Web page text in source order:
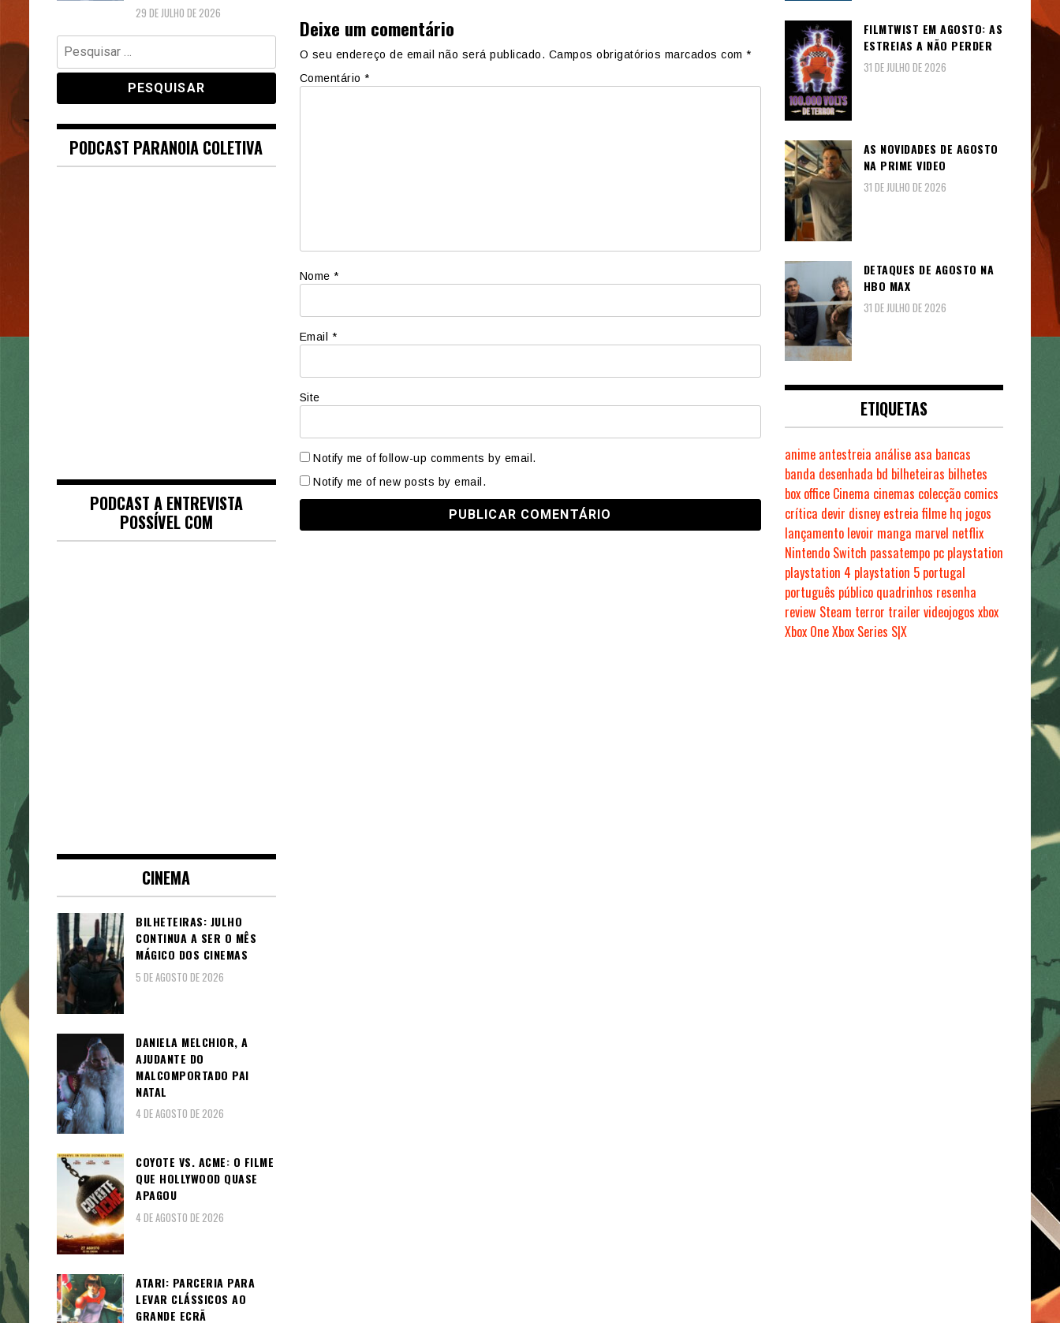
Deixe um comentário
O seu endereço de email não será publicado. Campos obrigatórios marcados com *
Comentário *
Nome *
Email *
Site
Notify me of follow-up comments by email.
Notify me of new posts by email.
29 DE JULHO DE 2026
Pesquisar
por:
PODCAST PARANOIA COLETIVA
PODCAST A ENTREVISTA
POSSÍVEL COM
CINEMA
BILHETEIRAS: JULHO
CONTINUA A SER O MÊS
MÁGICO DOS CINEMAS
5 DE AGOSTO DE 2026
DANIELA MELCHIOR, A
AJUDANTE DO
MALCOMPORTADO PAI
NATAL
4 DE AGOSTO DE 2026
COYOTE VS. ACME: O FILME
QUE HOLLYWOOD QUASE
APAGOU
4 DE AGOSTO DE 2026
ATARI: PARCERIA PARA
LEVAR CLÁSSICOS AO
GRANDE ECRÃ
FILMTWIST EM AGOSTO: AS
ESTREIAS A NÃO PERDER
31 DE JULHO DE 2026
AS NOVIDADES DE AGOSTO
NA PRIME VIDEO
31 DE JULHO DE 2026
DETAQUES DE AGOSTO NA
HBO MAX
31 DE JULHO DE 2026
ETIQUETAS
anime antestreia análise asa bancas
banda desenhada bd bilheteiras bilhetes
box office Cinema cinemas colecção comics
crítica devir disney estreiafilme hq jogos
lançamento levoir manga marvel netflix
Nintendo Switch passatempo pc playstation
playstation 4 playstation 5 portugal
português público quadrinhos resenha
review Steam terror trailer videojogos xbox
Xbox OneXbox Series S|X